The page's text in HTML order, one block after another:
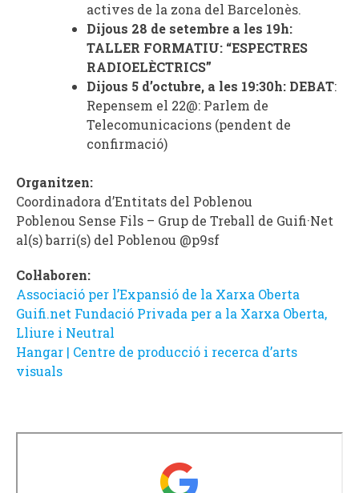
actives de la zona del Barcelonès.
Dijous 28 de setembre a les 19h:
TALLER FORMATIU: “ESPECTRES
RADIOELÈCTRICS”
Dijous 5 d’octubre, a les 19:30h: DEBAT:
Repensem el 22@: Parlem de
Telecomunicacions (pendent de
confirmació)
Organitzen:
Coordinadora d’Entitats del Poblenou
Poblenou Sense Fils – Grup de Treball de Guifi·Net
al(s) barri(s) del Poblenou @p9sf
Col·laboren:
Associació per l’Expansió de la Xarxa Oberta
Guifi.net Fundació Privada per a la Xarxa Oberta,
Lliure i Neutral
Hangar | Centre de producció i recerca d’arts
visuals